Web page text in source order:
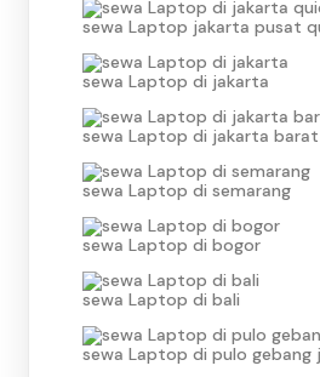
sewa Laptop jakarta pusat
sewa Laptop di jakarta
sewa Laptop di jakarta barat
sewa Laptop di semarang
sewa Laptop di bogor
sewa Laptop di bali
sewa Laptop di pulo gebang